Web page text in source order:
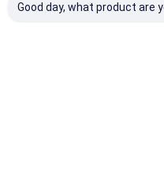
Good day, what product are